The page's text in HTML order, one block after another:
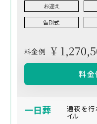
お迎え
告別式
料金例 ¥
料金
一日葬 通夜を
イル